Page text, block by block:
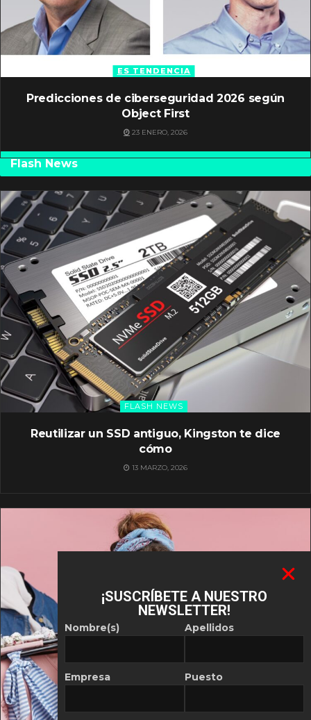
ES TENDENCIA
Predicciones de ciberseguridad 2026 según
Object First
23 ENERO, 2026
Flash News
FLASH NEWS
Reutilizar un SSD antiguo, Kingston te dice
cómo
13 MARZO, 2026
¡SUSCRÍBETE A NUESTRO
NEWSLETTER!
Nombre(s)
Empresa
Apellidos
Puesto